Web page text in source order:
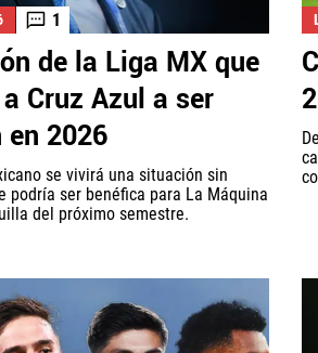
1
de la Liga MX que
Cruz Azul a ser
2026
se vivirá una situación sin
podría ser benéfica para La Máquina
del próximo semestre.